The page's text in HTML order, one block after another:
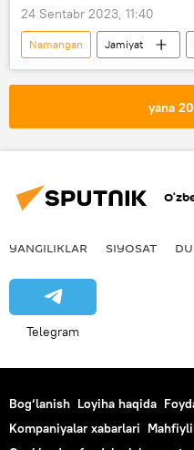
24 Sentabr 2023, 11:40
Namangan Jamiyat
bolalar
zaharlanish
yana
YANGILIKLAR SIYOSAT
Telegram
Bog‘lanish Loyiha haqida
Kompaniyalar xabarlari